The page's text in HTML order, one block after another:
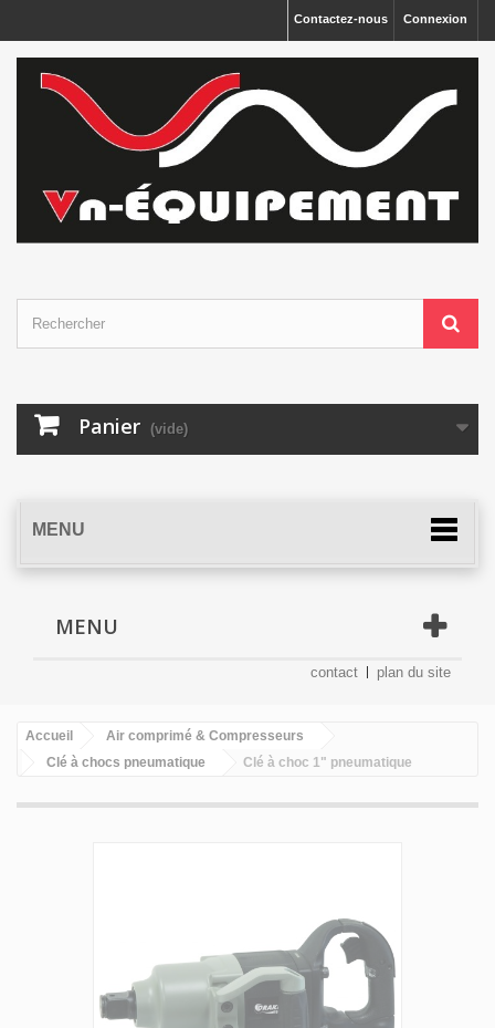
Connexion
Contactez-nous
Panier (vide)
MENU
MENU
contact plan du site
Accueil
Air comprimé & Compresseurs
Clé à chocs pneumatique
Clé à choc 1" pneumatique